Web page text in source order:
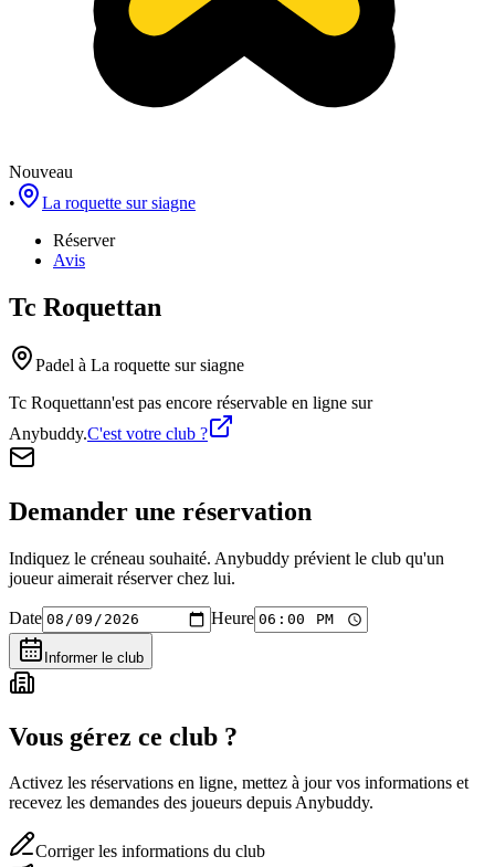
Nouveau
•
La roquette sur siagne
Réserver
Avis
Tc Roquettan
Padel à La roquette sur siagne
Tc Roquettann'est pas encore réservable en ligne sur
Anybuddy.C'est votre club ?
Demander une réservation
Indiquez le créneau souhaité. Anybuddy prévient le club qu'un
joueur aimerait réserver chez lui.
Date Heure
Informer le club
Vous gérez ce club ?
Activez les réservations en ligne, mettez à jour vos informations et
recevez les demandes des joueurs depuis Anybuddy.
Corriger les informations du club